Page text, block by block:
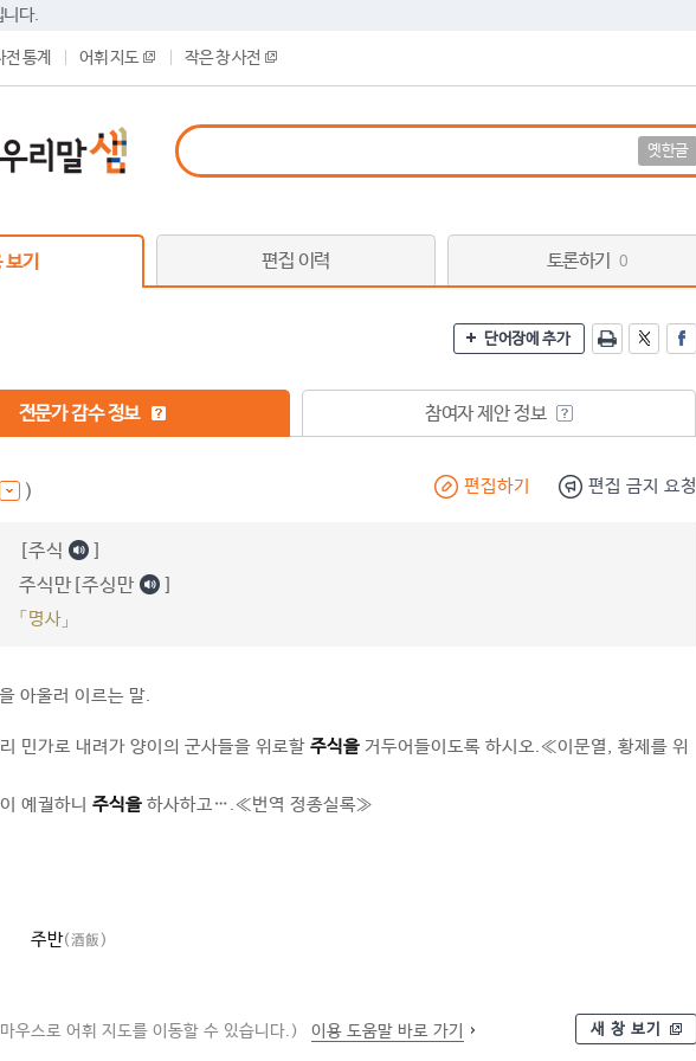
니다.
전 통계 어휘 지도 작은 창 사전
옛한글
보기 편집 이력 토론하기 0
단어장에 추가
전문가 감수 정보 참여자 제안 정보
) 편집하기 편집 금지 요청
[주식 ]
주식만[주싱만 ]
「명사」
아울러 이르는 말.
민가로 내려가 양이의 군사들을 위로할 주식을 거두어들이도록 하시오.≪이문열, 황제를 위
예궐하니 주식을 하사하고….≪번역 정종실록≫
주반(酒飯)
우스로 어휘 지도를 이동할 수 있습니다.) 이용 도움말 바로 가기 새 창 보기